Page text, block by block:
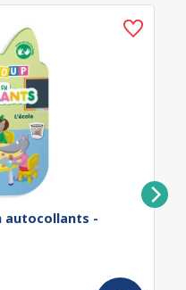
autocollants -